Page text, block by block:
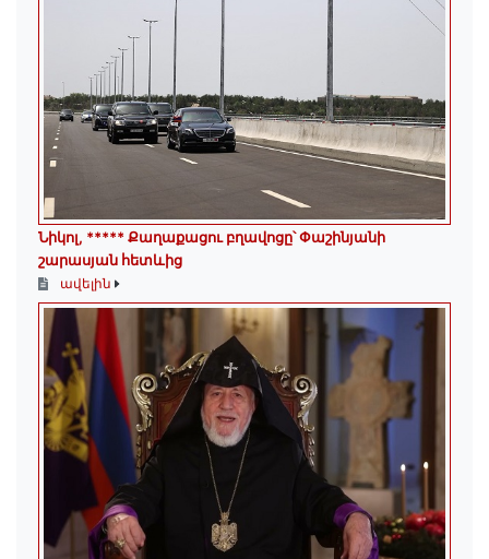
Նիկոլ, ***** Քաղաքացու բղավոցը՝ Փաշինյանի
շարասյան հետևից
ավելին